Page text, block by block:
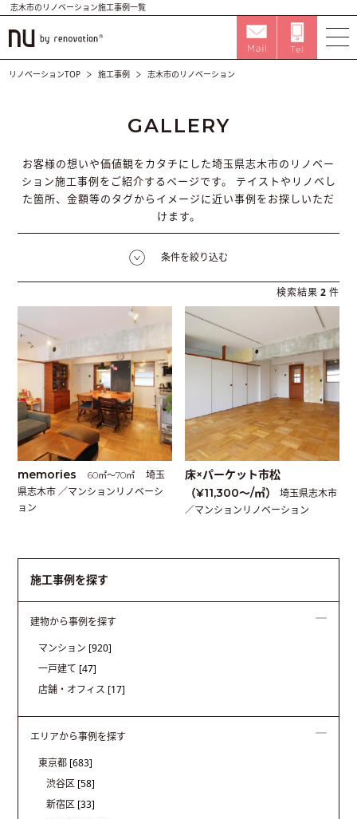
志木市のリノベーション施工事例一覧
リノベーションTOP 施工事例 志木市のリノベーション
GALLERY
お客様の想いや価値観をカタチにした埼玉県志木市のリノベー
ション施工事例をご紹介するページです。
テイストやリノベし
た箇所、金額等のタグからイメージに近い事例をお探しいただ
けます。
条件を絞り込む
検索結果 2 件
memories 60㎡〜70㎡
埼玉
県志木市 ／マンションリノベーシ
ョン
床×パーケット市松
（¥11,300〜/㎡）埼玉県志木市
／マンションリノベーション
施工事例を探す
建物から事例を探す
マンション [920]
一戸建て [47]
店舗・オフィス [17]
エリアから事例を探す
東京都 [683]
渋谷区 [58]
新宿区 [33]